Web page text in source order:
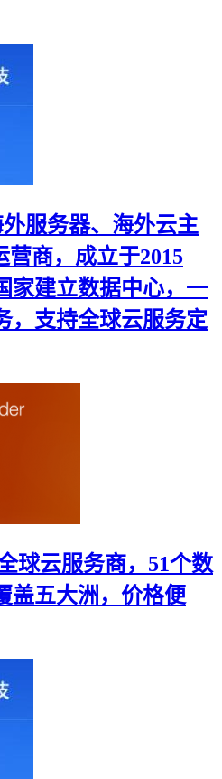
服务器、海外云主
营商，成立于2015
家建立数据中心，一
，支持全球云服务定
球云服务商，51个数
盖五大洲，价格便